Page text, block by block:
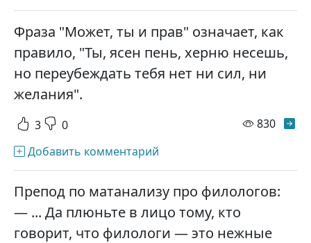
Фраза "Может, ты и прав" означает, как
правило, "Ты, ясен пень, херню несешь,
но переубеждать тебя нет ни сил, ни
желания".
3 0 830
Добавить комментарий
Препод по матанализу про филологов:
— ... Да плюньте в лицо тому, кто
говорит, что филологи — это нежные